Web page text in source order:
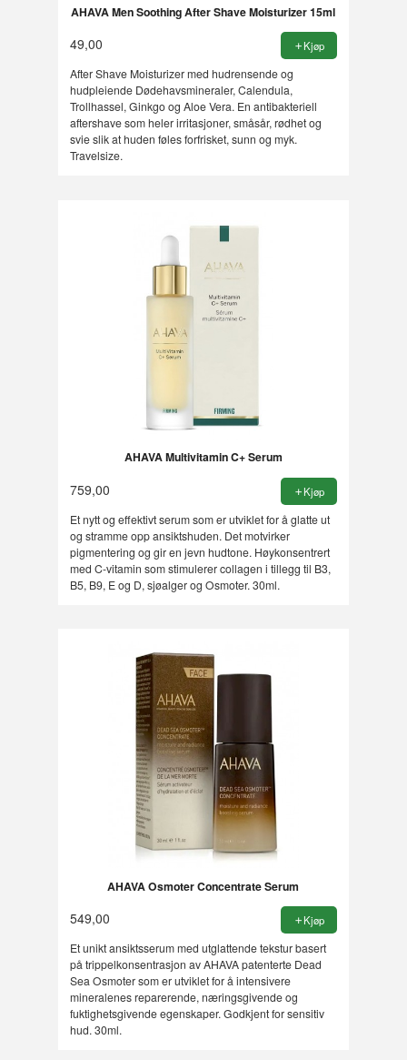
AHAVA Men Soothing After Shave Moisturizer 15ml
49,00 Kjøp
After Shave Moisturizer med hudrensende og
hudpleiende Dødehavsmineraler, Calendula,
Trollhassel, Ginkgo og Aloe Vera. En antibakteriell
aftershave som heler irritasjoner, småsår, rødhet og
svie slik at huden føles forfrisket, sunn og myk.
Travelsize.
AHAVA Multivitamin C+ Serum
759,00 Kjøp
Et nytt og effektivt serum som er utviklet for å glatte ut
og stramme opp ansiktshuden. Det motvirker
pigmentering og gir en jevn hudtone. Høykonsentrert
med C-vitamin som stimulerer collagen i tillegg til B3,
B5, B9, E og D, sjøalger og Osmoter. 30ml.
AHAVA Osmoter Concentrate Serum
549,00 Kjøp
Et unikt ansiktsserum med utglattende tekstur basert
på trippelkonsentrasjon av AHAVA patenterte Dead
Sea Osmoter som er utviklet for å intensivere
mineralenes reparerende, næringsgivende og
fuktighetsgivende egenskaper. Godkjent for sensitiv
hud. 30ml.